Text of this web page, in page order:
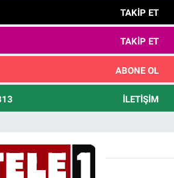
TAKIP ET
TAKIP ET
ABONE OL
İLETIŞIM